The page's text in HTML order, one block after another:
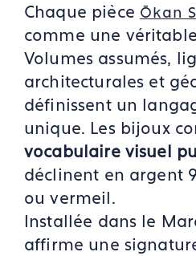
Chaque pièce Ōkan
comme une
Volumes assumés,
architecturales et
définissent un
unique. Les bijoux
vocabulaire visuel
déclinent en argent
ou vermeil.
Installée dans le
affirme une